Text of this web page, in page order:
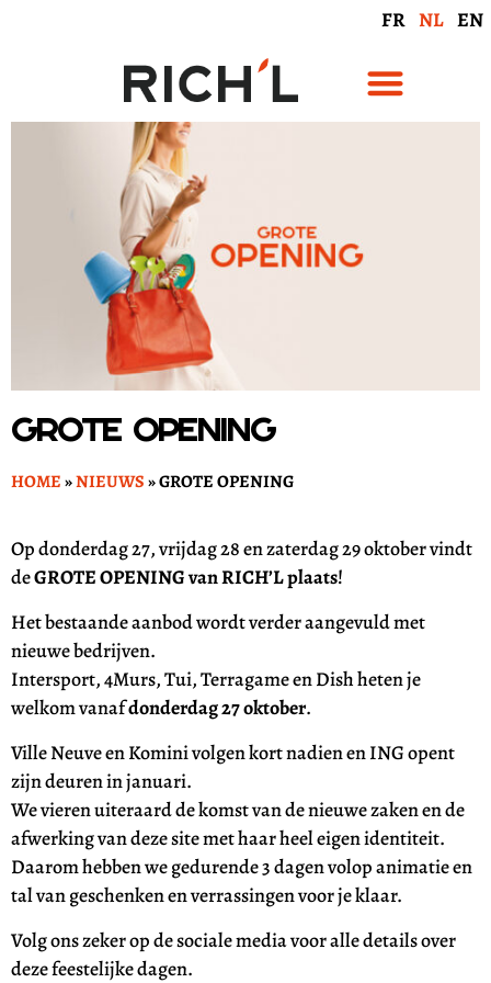
FR NL EN
Grote Opening
HOME»NIEUWS»GROTE OPENING
Op donderdag 27, vrijdag 28 en zaterdag 29 oktober vindt
deGROTE OPENING van RICH’L plaats!
Het bestaande aanbod wordt verder aangevuld met
nieuwe bedrijven.
Intersport, 4Murs, Tui, Terragame en Dish heten je
welkom vanafdonderdag 27 oktober.
Ville Neuve en Komini volgen kort nadien en ING opent
zijn deuren in januari.
We vieren uiteraard de komst van de nieuwe zaken en de
afwerking van deze site met haar heel eigen identiteit.
Daarom hebben we gedurende 3 dagen volop animatie en
tal van geschenken en verrassingen voor je klaar.
Volg ons zeker op de sociale media voor alle details over
deze feestelijke dagen.